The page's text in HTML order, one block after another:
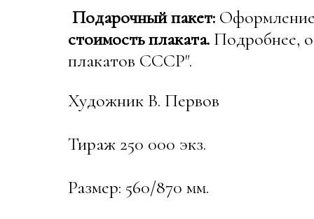
Подарочный пакет: Оформление
стоимость плаката. Подробнее,
плакатов СССР".
Художник В. Первов
Тираж 250 000 экз.
Размер: 560/870 мм.